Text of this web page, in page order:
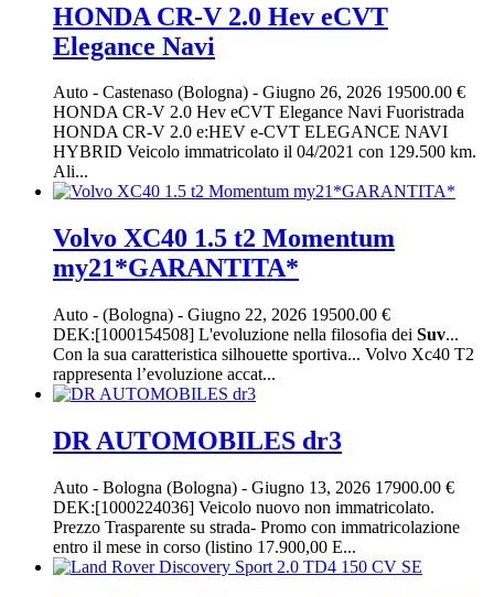
HONDA CR-V 2.0 Hev eCVT
Elegance Navi
Auto - Castenaso (Bologna) - Giugno 26, 2026 19500.00 €
HONDA CR-V 2.0 Hev eCVT Elegance Navi Fuoristrada
HONDA CR-V 2.0 e:HEV e-CVT ELEGANCE NAVI
HYBRID Veicolo immatricolato il 04/2021 con 129.500 km.
Ali...
Volvo XC40 1.5 t2 Momentum
my21*GARANTITA*
Auto - (Bologna) - Giugno 22, 2026 19500.00 €
DEK:[1000154508] L'evoluzione nella filosofia dei Suv...
Con la sua caratteristica silhouette sportiva... Volvo Xc40 T2
rappresenta l’evoluzione accat...
DR AUTOMOBILES dr3
Auto - Bologna (Bologna) - Giugno 13, 2026 17900.00 €
DEK:[1000224036] Veicolo nuovo non immatricolato.
Prezzo Trasparente su strada- Promo con immatricolazione
entro il mese in corso (listino 17.900,00 E...